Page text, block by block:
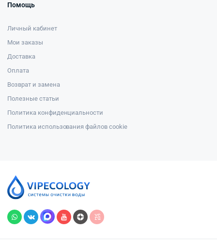
Помощь
Личный кабинет
Мои заказы
Доставка
Оплата
Возврат и замена
Полезные статьи
Политика конфиденциальности
Политика использования файлов cookie